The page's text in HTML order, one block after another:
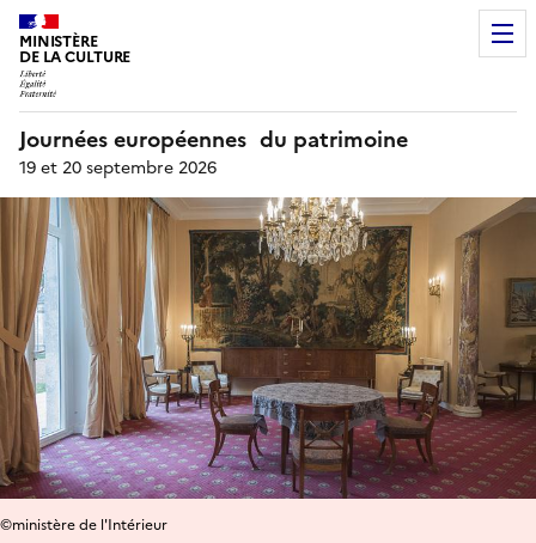
MINISTÈRE
DE LA CULTURE
Journées européennes du patrimoine
19 et 20 septembre 2026
©ministère de l'Intérieur